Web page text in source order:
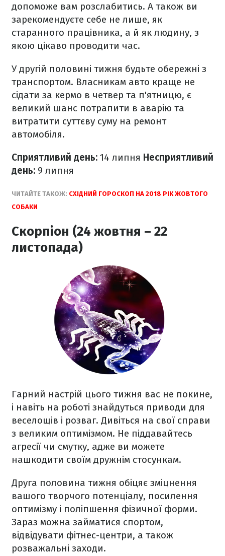
допоможе вам розслабитись. А також ви
зарекомендуєте себе не лише, як
старанного працівника, а й як людину, з
якою цікаво проводити час.
У другій половині тижня будьте обережні з
транспортом. Власникам авто краще не
сідати за кермо в четвер та п'ятницю, є
великий шанс потрапити в аварію та
витратити суттєву суму на ремонт
автомобіля.
Сприятливий день: 14 липня Несприятливий
день: 9 липня
ЧИТАЙТЕ ТАКОЖ: СХІДНИЙ ГОРОСКОП НА 2018 РІК ЖОВТОГО
СОБАКИ
Скорпіон (24 жовтня – 22
листопада)
Гарний настрій цього тижня вас не покине,
і навіть на роботі знайдуться приводи для
веселощів і розваг. Дивіться на свої справи
з великим оптимізмом. Не піддавайтесь
агресії чи смутку, адже ви можете
нашкодити своїм дружнім стосункам.
Друга половина тижня обіцяє зміцнення
вашого творчого потенціалу, посилення
оптимізму і поліпшення фізичної форми.
Зараз можна займатися спортом,
відвідувати фітнес-центри, а також
розважальні заходи.